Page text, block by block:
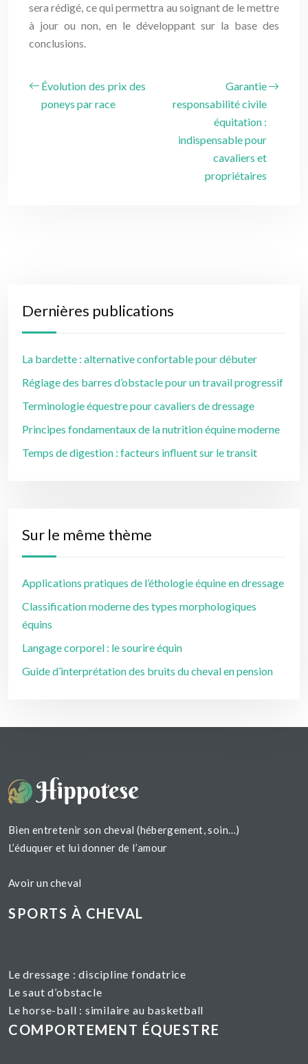
sera rédigé, ce qui permettra au soignant de le mettre
à jour ou non, en le développant sur la base des
conclusions.
Évolution des prix des
poneys par race
Garantie
responsabilité civile
équitation :
indispensable pour
cavaliers et
propriétaires
Dernières publications
La bardette : alternative confortable pour débuter
Réglage des barres d’obstacle pour un travail progressif
Terminologie équestre pour cavaliers de dressage
Principes fondamentaux de la nutrition équine moderne
Temps de digestion : facteurs influent sur le transit
Sur le même thème
Applications pratiques de l’éthologie équine en dressage
Classification moderne des types morphologiques
équins
Langage corporel : le sourire équin
Guide d’interprétation des bruits du cheval en pension
Bien entretenir son cheval (hébergement, soin…)
L’éduquer et lui donner de l’amour
Avoir un cheval
SPORTS À CHEVAL
Le dressage :discipline fondatrice
Le saut d’obstacle
Le horse-ball : similaire au basketball
COMPORTEMENT ÉQUESTRE